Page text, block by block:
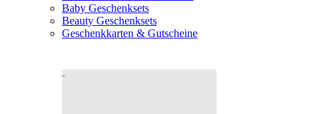
Baby Geschenksets
Beauty Geschenksets
Geschenkkarten & Gutscheine